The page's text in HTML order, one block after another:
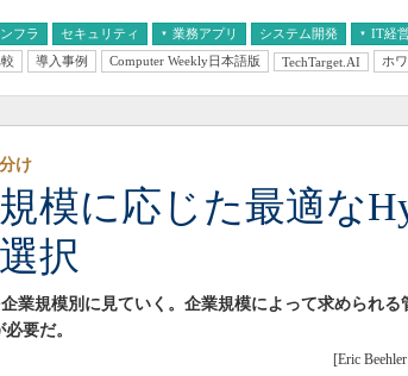
フラ セキュリティ 業務アプリ
イズAI
ム
システム開発 IT経
経営とIT 医療IT
導入事例 Computer Weekly日本語版 TechTarget.AI ホ
模に応じた最適な
択
け
業規模別に見ていく。企業規模によって求められる
要だ。
[Eric Beehler